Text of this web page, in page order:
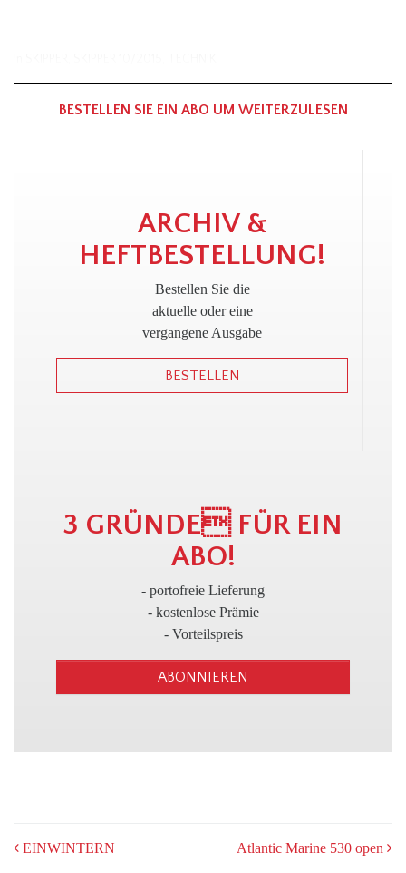
BESTELLEN SIE EIN ABO UM WEITERZULESEN
!
ARCHIV &
HEFTBESTELLUNG!
Bestellen Sie die
aktuelle oder eine
vergangene Ausgabe
BESTELLEN
3
3 GRÜNDE FÜR EIN
ABO!
- portofreie Lieferung
- kostenlose Prämie
- Vorteilspreis
ABONNIEREN
POST
EINWINTERN Atlantic Marine 530 open